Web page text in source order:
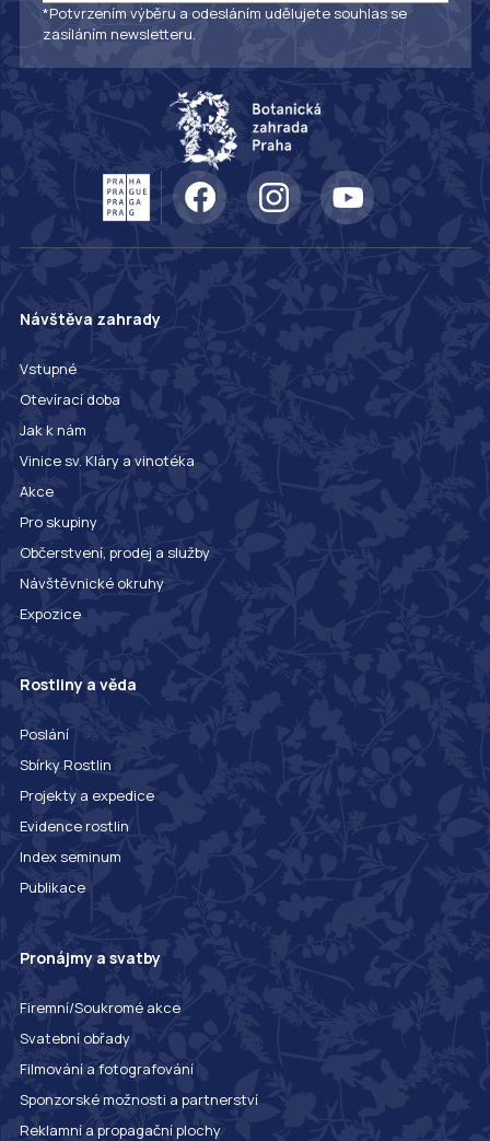
*Potvrzením výběru a odesláním udělujete souhlas se
zasíláním newsletteru.
Návštěva zahrady
Vstupné
Otevírací doba
Jak k nám
Vinice sv. Kláry a vinotéka
Akce
Pro skupiny
Občerstvení, prodej a služby
Návštěvnické okruhy
Expozice
Rostliny a věda
Poslání
Sbírky Rostlin
Projekty a expedice
Evidence rostlin
Index seminum
Publikace
Pronájmy a svatby
Firemní/Soukromé akce
Svatební obřady
Filmování a fotografování
Sponzorské možnosti a partnerství
Reklamní a propagační plochy